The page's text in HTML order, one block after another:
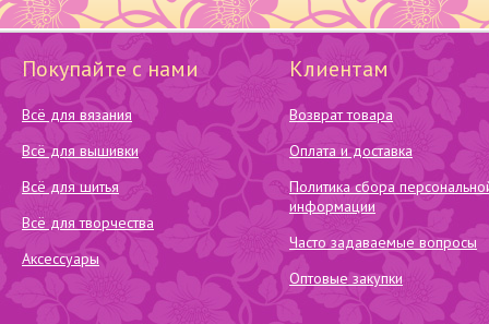
Покупайте с нами
Всё для вязания
Всё для вышивки
Всё для шитья
Всё для творчества
Аксессуары
Клиентам
Возврат товара
Оплата и доставка
Политика сбора
информации
Часто задаваемые вопросы
Оптовые закупки